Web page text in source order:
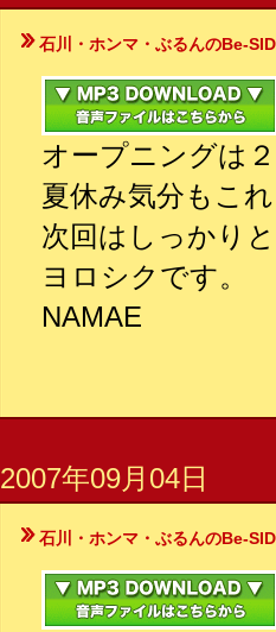
石川・ホンマ・ぶるんのBe-
オープニングは
夏休み気分もこ
次回はしっかり
ヨロシクです。
NAMAE
2007年09月04日
石川・ホンマ・ぶるんのBe-